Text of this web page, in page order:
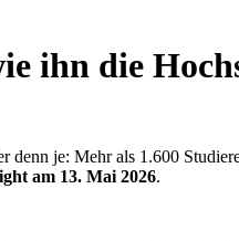
ihn die
je: Mehr als 1.600
am 13. Mai 2026.